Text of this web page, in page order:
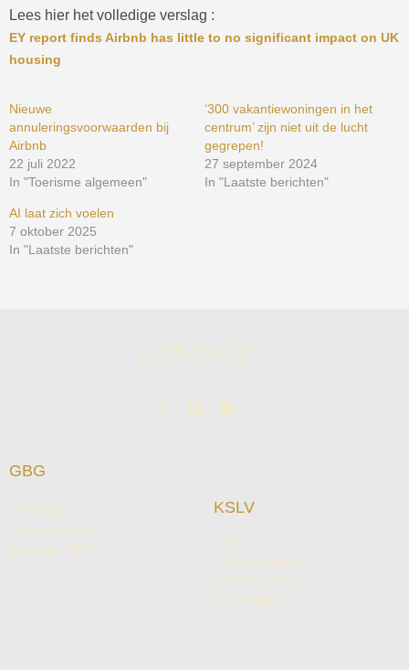
Lees hier het volledige verslag :
EY report finds Airbnb has little to no significant impact on UK
housing
Nieuwe
annuleringsvoorwaarden bij
Airbnb
22 juli 2022
In "Toerisme algemeen"
‘300 vakantiewoningen in het
centrum’ zijn niet uit de lucht
gegrepen!
27 september 2024
In "Laatste berichten"
AI laat zich voelen
7 oktober 2025
In "Laatste berichten"
CONTACT
GBG
Lid worden
Contactformulier
Logieslijst GBG
KSLV
KSLV
KSLV Antwerpen
KSLV Mechelen
KSLV Brugge